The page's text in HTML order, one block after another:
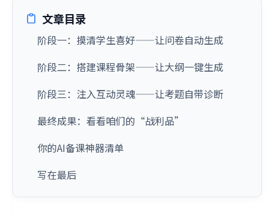
文章目录
阶段一：摸清学生喜好——让问卷自动生成
阶段二：搭建课程骨架——让大纲一键生成
阶段三：注入互动灵魂——让考题自带诊断
最终成果：看看咱们的“战利品”
你的AI备课神器清单
写在最后